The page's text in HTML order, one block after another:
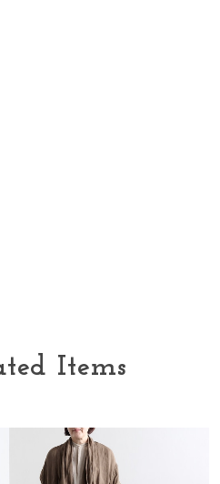
Items